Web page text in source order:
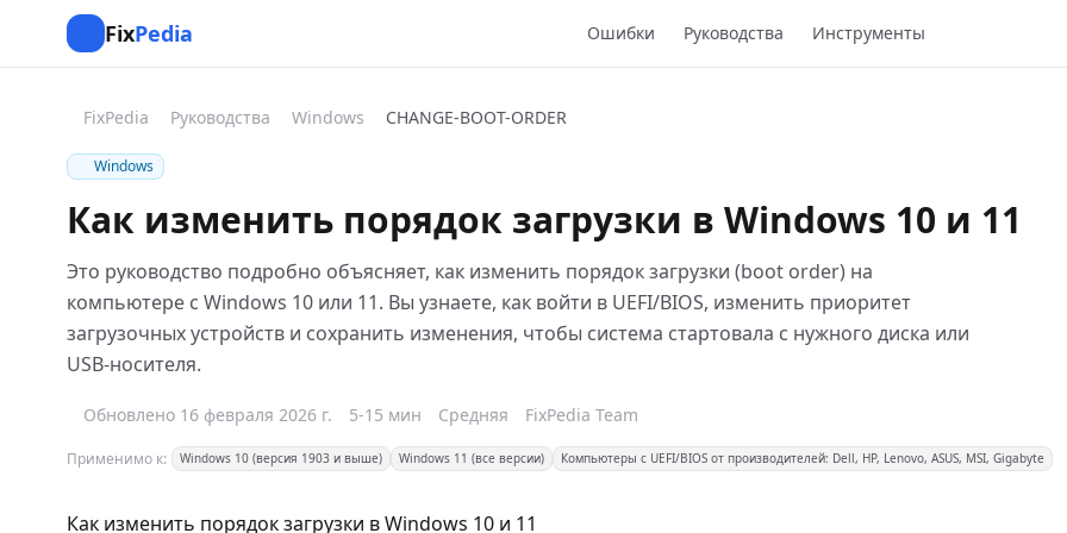
FixPedia Ошибки Руководства Инструменты
FixPedia Руководства Windows CHANGE-BOOT-ORDER
Windows
Как изменить порядок загрузки в Windows 10 и 11
Это руководство подробно объясняет, как изменить порядок загрузки (boot order) на
компьютере с Windows 10 или 11. Вы узнаете, как войти в UEFI/BIOS, изменить приоритет
загрузочных устройств и сохранить изменения, чтобы система стартовала с нужного диска или
USB-носителя.
Обновлено 16 февраля 2026 г. 5-15 мин Средняя FixPedia Team
Применимо к: Windows 10 (версия 1903 и выше) Windows 11 (все версии) Компьютеры с UEFI/BIOS от производителей: Dell, HP, Lenovo, ASUS, MSI, Gigabyte
Как изменить порядок загрузки в Windows 10 и 11